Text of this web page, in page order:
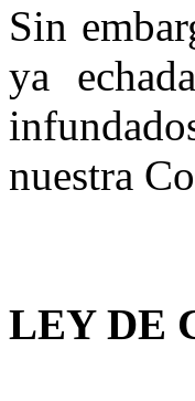
Sin
ya
nuestra
LEY DE